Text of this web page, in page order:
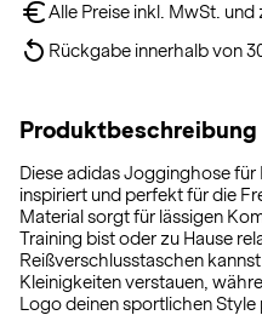
Alle Preise inkl. MwSt. und
Rückgabe innerhalb von
Produktbeschreibung
Diese adidas Jogginghose für
inspiriert und perfekt für die
Material sorgt für lässigen
Training bist oder zu Hause
Reißverschlusstaschen
Kleinigkeiten verstauen,
Logo deinen sportlichen